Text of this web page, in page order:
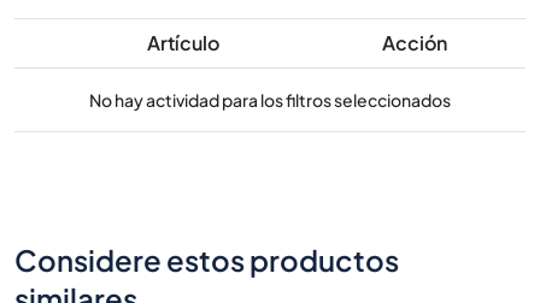
Artículo Acción
No hay actividad para los filtros seleccionados
Considere estos productos